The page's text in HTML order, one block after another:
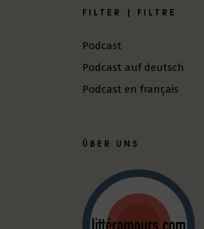
FILTER | FILTRE
Podcast
Podcast auf deutsch
Podcast en français
ÜBER UNS